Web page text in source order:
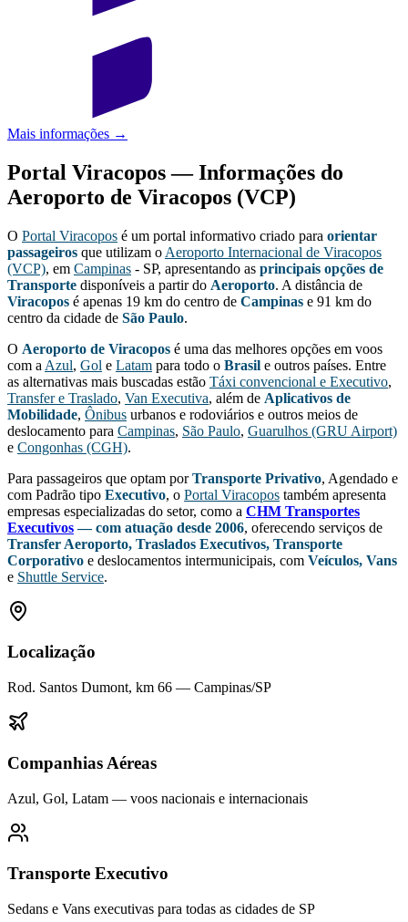
Mais informações →
Portal Viracopos — Informações do
Aeroporto de Viracopos (VCP)
O Portal Viracopos é um portal informativo criado para orientar
passageiros que utilizam o Aeroporto Internacional de Viracopos
(VCP), em Campinas - SP, apresentando as principais opções de
Transporte disponíveis a partir do Aeroporto. A distância de
Viracopos é apenas 19 km do centro de Campinas e 91 km do
centro da cidade de São Paulo.
O Aeroporto de Viracopos é uma das melhores opções em voos
com a Azul, Gol e Latam para todo o Brasil e outros países. Entre
as alternativas mais buscadas estão Táxi convencional e Executivo,
Transfer e Traslado, Van Executiva, além de Aplicativos de
Mobilidade, Ônibus urbanos e rodoviários e outros meios de
deslocamento para Campinas, São Paulo, Guarulhos (GRU Airport)
e Congonhas (CGH).
Para passageiros que optam porTransporte Privativo, Agendado e
com Padrão tipo Executivo, o Portal Viracopos também apresenta
empresas especializadas do setor, como a CHM Transportes
Executivos — com atuação desde 2006, oferecendo serviços de
Transfer Aeroporto, Traslados Executivos, Transporte
Corporativo e deslocamentos intermunicipais, com Veículos, Vans
e Shuttle Service.
Localização
Rod. Santos Dumont, km 66 — Campinas/SP
Companhias Aéreas
Azul, Gol, Latam — voos nacionais e internacionais
Transporte Executivo
Sedans e Vans executivas para todas as cidades de SP